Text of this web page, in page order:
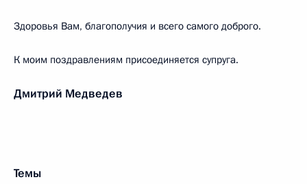
Здоровья Вам, благополучия и всего самого доброго.
К моим поздравлениям присоединяется супруга.
Дмитрий Медведев
Темы